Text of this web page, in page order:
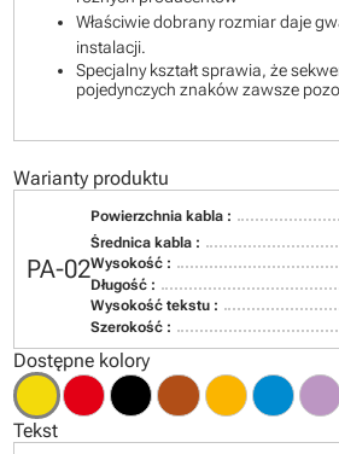
Właściwie dobrany rozmiar daje
instalacji.
Specjalny kształt sprawia, że
pojedynczych znaków zawsze
Warianty produktu
PA-02
Powierzchnia kabla :
Średnica kabla :
Wysokość :
Długość :
Wysokość tekstu :
Szerokość :
Dostępne kolory
Tekst